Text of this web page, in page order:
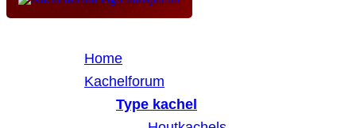
Home
Kachelforum
Type kachel